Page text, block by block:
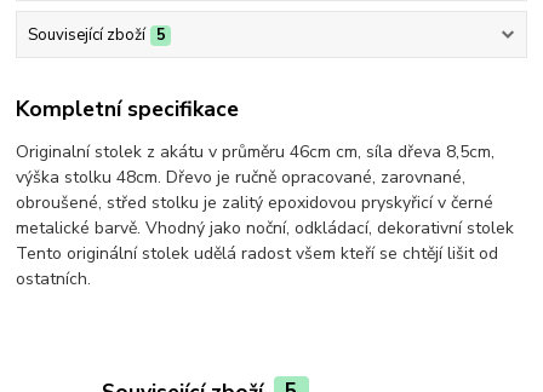
Související zboží 5
Kompletní specifikace
Originalní stolek z akátu v průměru 46cm cm, síla dřeva 8,5cm,
výška stolku 48cm. Dřevo je ručně opracované, zarovnané,
obroušené, střed stolku je zalitý epoxidovou pryskyřicí v černé
metalické barvě. Vhodný jako noční, odkládací, dekorativní stolek
Tento originální stolek udělá radost všem kteří se chtějí lišit od
ostatních.